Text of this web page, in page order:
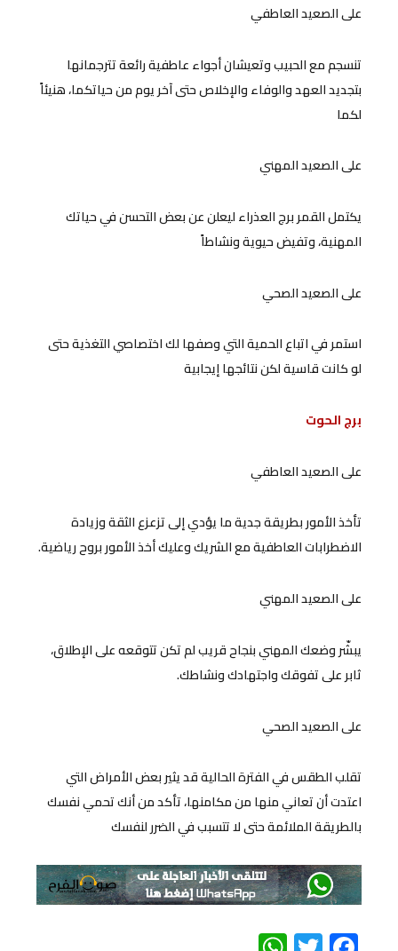
على الصعيد العاطفي
تنسجم مع الحبيب وتعيشان أجواء عاطفية رائعة تترجمانها
بتجديد العهد والوفاء والإخلاص حتى آخر يوم من حياتكما، هنيئاً
لكما
على الصعيد المهني
يكتمل القمر برج العذراء ليعلن عن بعض التحسن في حياتك
المهنية، وتفيض حيوية ونشاطاً
على الصعيد الصحي
استمر في اتباع الحمية التي وصفها لك اختصاصي التغذية حتى
لو كانت قاسية لكن نتائجها إيجابية
برج الحوت
على الصعيد العاطفي
تأخذ الأمور بطريقة جدية ما يؤدي إلى تزعزع الثقة وزيادة
الاضطرابات العاطفية مع الشريك وعليك أخذ الأمور بروح رياضية.
على الصعيد المهني
يبشّر وضعك المهني بنجاح قريب لم تكن تتوقعه على الإطلاق،
ثابر على تفوقك واجتهادك ونشاطك.
على الصعيد الصحي
تقلب الطقس في الفترة الحالية قد يثير بعض الأمراض التي
اعتدت أن تعاني منها من مكامنها، تأكد من أنك تحمي نفسك
بالطريقة الملائمة حتى لا تتسبب في الضرر لنفسك